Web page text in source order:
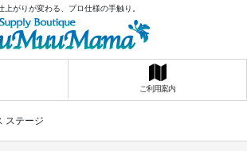
上がりが変わる、プロ仕様の手触り。
ご利用案内
ステージ